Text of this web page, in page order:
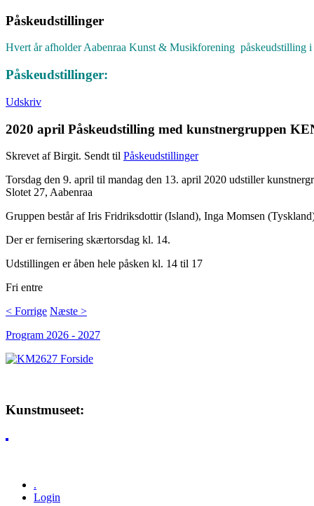
Påskeudstillinger
Hvert år afholder Aabenraa Kunst & Musikforening påskeudstilling
Påskeudstillinger:
Udskriv
2020 april Påskeudstilling med kunstnergruppen
Skrevet af Birgit. Sendt til Påskeudstillinger
Torsdag den 9. april til mandag den 13. april 2020 udstiller
Slotet 27, Aabenraa
Gruppen består af Iris Fridriksdottir (Island), Inga Momsen
Der er fernisering skærtorsdag kl. 14.
Udstillingen er åben hele påsken kl. 14 til 17
Fri entre
< Forrige Næste >
Program 2026 - 2027
Kunstmuseet:
.
Login